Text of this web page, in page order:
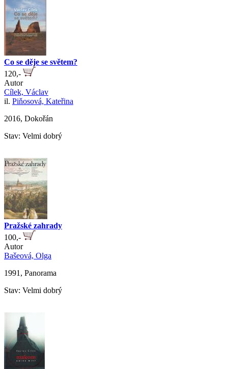
Co se děje se světem?
120,-
Autor
Cílek, Václav
il. Piňosová, Kateřina
2016, Dokořán
Stav: Velmi dobrý
Pražské zahrady
100,-
Autor
Bašeová, Olga
1991, Panorama
Stav: Velmi dobrý